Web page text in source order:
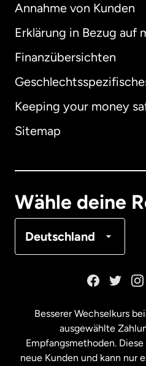
Annahme von Kunden
Erklärung in Bezug auf
Finanzübersichten
Keeping your money
Sitemap
Wähle deine
Deutschland
International
Australien
Malaysia
Besserer Wechselkurs
ausgewählte
Empfangsmethoden.
neue Kunden und kann nur